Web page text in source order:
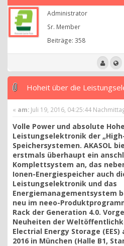
Administrator
Sr. Member
Beiträge: 358
Hoheit über die
« am: Juli 19, 2016, 04:25:44
Volle Power und absolute
Leistungselektronik der
Speichersystemen. AKASOL
erstmals überhaupt ein
Komplettsystem an, das
Ionen-Energiespeicher auch
Leistungselektronik und das
Energiemanagementsystem
neu im neeo-
Rack der Generation 4.0.
Neuheiten der
Electrial Energy Storage
2016 in München (Halle B1,